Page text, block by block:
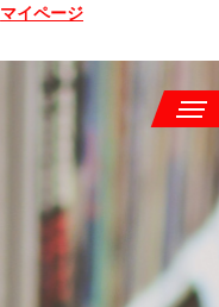
マイページ